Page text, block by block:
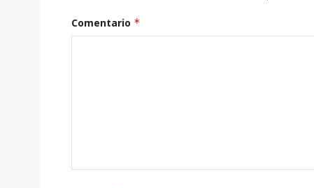
Comentario *